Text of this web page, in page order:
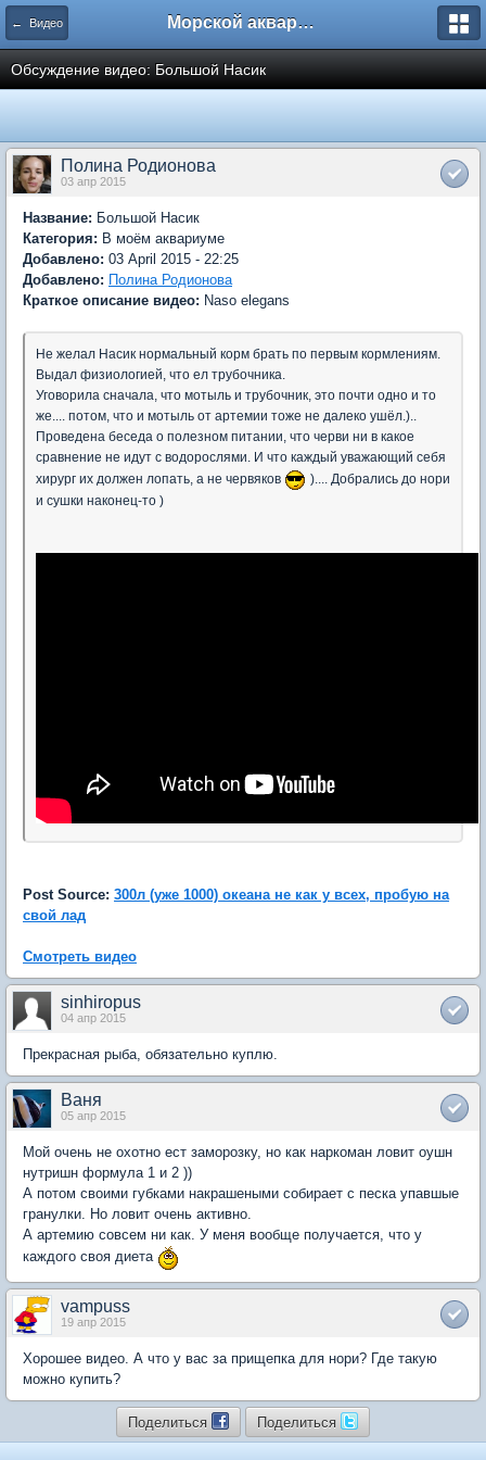
← Видео Морской аквариум. Форумы ReefCentral.ru
Обсуждение видео: Большой Насик
Полина Родионова
03 апр 2015
Название: Большой Насик
Категория: В моём аквариуме
Добавлено: 03 April 2015 - 22:25
Добавлено: Полина Родионова
Краткое описание видео: Naso elegans
Не желал Насик нормальный корм брать по первым кормлениям.
Выдал физиологией, что ел трубочника.
Уговорила сначала, что мотыль и трубочник, это почти одно и то
же.... потом, что и мотыль от артемии тоже не далеко ушёл.)..
Проведена беседа о полезном питании, что черви ни в какое
сравнение не идут с водорослями. И что каждый уважающий себя
хирург их должен лопать, а не червяков
).... Добрались до нори
и сушки наконец-то )
Post Source: 300л (уже 1000) океана не как у всех, пробую на
свой лад
Смотреть видео
sinhiropus
04 апр 2015
Прекрасная рыба, обязательно куплю.
Ваня
05 апр 2015
Мой очень не охотно ест заморозку, но как наркоман ловит оушн
нутришн формула 1 и 2 ))
А потом своими губками накрашеными собирает с песка упавшые
гранулки. Но ловит очень активно.
А артемию совсем ни как. У меня вообще получается, что у
каждого своя диета
vampuss
19 апр 2015
Хорошее видео. А что у вас за прищепка для нори? Где такую
можно купить?
Поделиться Поделиться